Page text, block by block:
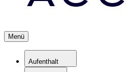
Menü
Aufenthalt